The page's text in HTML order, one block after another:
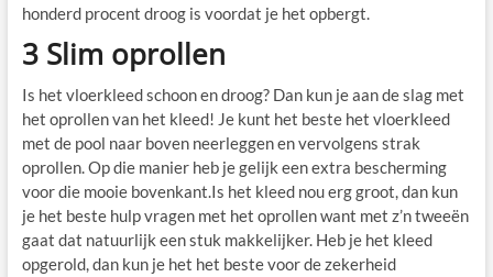
honderd procent droog is voordat je het opbergt.
3 Slim oprollen
Is het vloerkleed schoon en droog? Dan kun je aan de slag met
het oprollen van het kleed! Je kunt het beste het vloerkleed
met de pool naar boven neerleggen en vervolgens strak
oprollen. Op die manier heb je gelijk een extra bescherming
voor die mooie bovenkant.Is het kleed nou erg groot, dan kun
je het beste hulp vragen met het oprollen want met z’n tweeën
gaat dat natuurlijk een stuk makkelijker. Heb je het kleed
opgerold, dan kun je het het beste voor de zekerheid